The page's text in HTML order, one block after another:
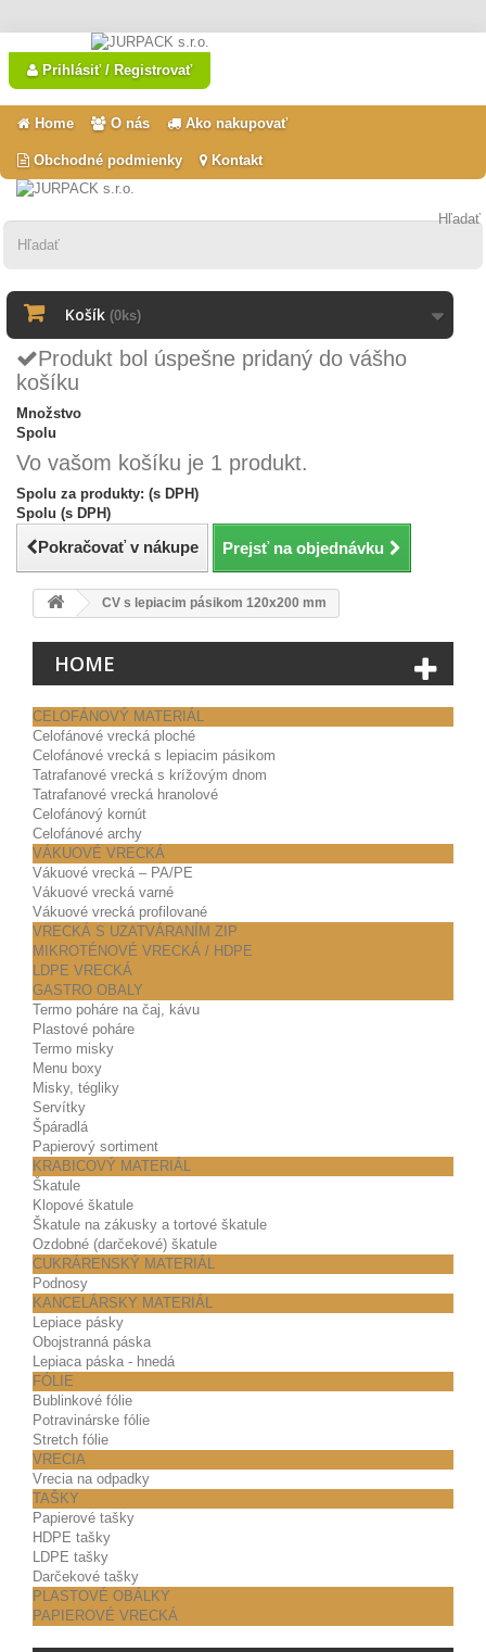
Prihlásiť / Registrovať
Home O nás Ako nakupovať
Obchodné podmienky Kontakt
Hľadať
Košík (0ks)
Produkt bol úspešne pridaný do vášho
košíku
Množstvo
Spolu
Vo vašom košíku je 1 produkt.
Spolu za produkty: (s DPH)
Spolu (s DPH)
Pokračovať v nákupe Prejsť na objednávku
CV s lepiacim pásikom 120x200 mm
HOME
CELOFÁNOVÝ MATERIÁL
Celofánové vrecká ploché
Celofánové vrecká s lepiacim pásikom
Tatrafanové vrecká s krížovým dnom
Tatrafanové vrecká hranolové
Celofánový kornút
Celofánové archy
VÁKUOVÉ VRECKÁ
Vákuové vrecká – PA/PE
Vákuové vrecká varné
Vákuové vrecká profilované
VRECKÁ S UZATVÁRANÍM ZIP
MIKROTÉNOVÉ VRECKÁ / HDPE
LDPE VRECKÁ
GASTRO OBALY
Termo poháre na čaj, kávu
Plastové poháre
Termo misky
Menu boxy
Misky, tégliky
Servítky
Špáradlá
Papierový sortiment
KRABICOVÝ MATERIÁL
Škatule
Klopové škatule
Škatule na zákusky a tortové škatule
Ozdobné (darčekové) škatule
CUKRÁRENSKÝ MATERIÁL
Podnosy
KANCELÁRSKY MATERIÁL
Lepiace pásky
Obojstranná páska
Lepiaca páska - hnedá
FÓLIE
Bublinkové fólie
Potravinárske fólie
Stretch fólie
VRECIA
Vrecia na odpadky
TAŠKY
Papierové tašky
HDPE tašky
LDPE tašky
Darčekové tašky
PLASTOVÉ OBÁLKY
PAPIEROVÉ VRECKÁ